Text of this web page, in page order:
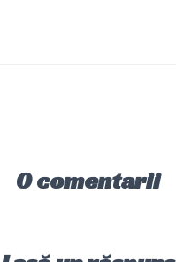
0 comentarii